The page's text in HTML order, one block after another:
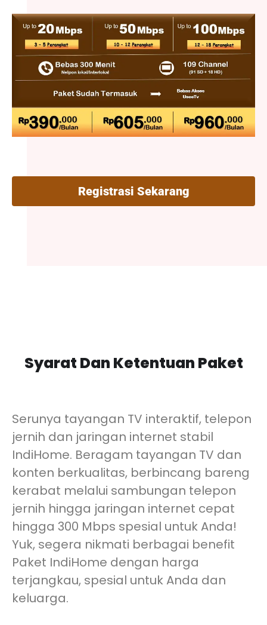
Registrasi Sekarang
Syarat Dan Ketentuan Paket
Serunya tayangan TV interaktif, telepon
jernih dan jaringan internet stabil
IndiHome. Beragam tayangan TV dan
konten berkualitas, berbincang bareng
kerabat melalui sambungan telepon
jernih hingga jaringan internet cepat
hingga 300 Mbps spesial untuk Anda!
Yuk, segera nikmati berbagai benefit
Paket IndiHome dengan harga
terjangkau, spesial untuk Anda dan
keluarga.